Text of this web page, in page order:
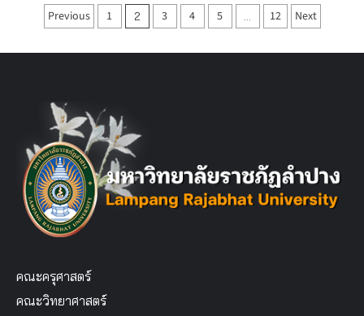
Posts
Previous 1 2 3 4 5 … 12 Next
คณะครุศาสตร์
คณะวิทยาศาสตร์